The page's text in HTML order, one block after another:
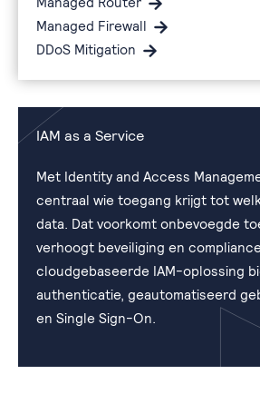
Managed Firewall
DDoS Mitigation
IAM as a Service
Met Identity and Access
centraal wie toegang krijgt tot
data. Dat voorkomt onbevoegde
verhoogt beveiliging en
cloudgebaseerde IAM-oplossing
authenticatie, geautomatiseerd
en Single Sign-On.